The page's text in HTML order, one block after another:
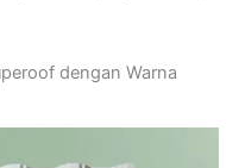
dengan Warna